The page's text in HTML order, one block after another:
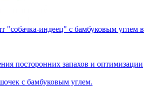
"собачка-индеец" с бамбуковым углем в
посторонних запахов и оптимизации
с бамбуковым углем.